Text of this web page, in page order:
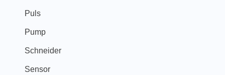
Puls
Pump
Schneider
Sensor